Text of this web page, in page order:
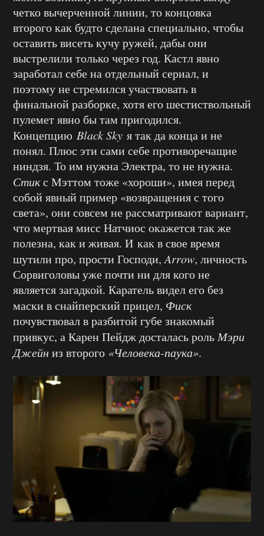
четко вычерченной линии, то концовка
второго как будто сделана специально, чтобы
оставить висеть кучу ружей, дабы они
выстрелили только через год. Кастл явно
заработал себе на отдельный сериал, и
поэтому не стремился участвовать в
финальной разборке, хотя его шестиствольный
пулемет явно бы там пригодился.
Концепцию Black Sky я так да конца и не
понял. Плюс эти сами себе противоречащие
ниндзя. То им нужна Электра, то не нужна.
Стикс Мэттом тоже «хороши», имея перед
собой явный пример «возвращения с того
света», они совсем не рассматривают вариант,
что мертвая мисс Натчиос окажется так же
полезна, как и живая. И как в свое время
шутили про, прости Господи,Arrow, личность
Сорвиголовы уже почти ни для кого не
является загадкой. Каратель видел его без
маски в снайперский прицел, Фиск
почувствовал в разбитой губе знакомый
привкус, а Карен Пейдж досталась роль Мэри
Джейн из второго «Человека-паука».